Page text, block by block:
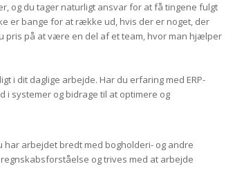
og du tager naturligt ansvar for at få tingene fulgt
er bange for at række ud, hvis der er noget, der
pris på at være en del af et team, hvor man hjælper
i dit daglige arbejde. Har du erfaring med ERP-
i systemer og bidrage til at optimere og
arbejdet bredt med bogholderi- og andre
og trives med at arbejde